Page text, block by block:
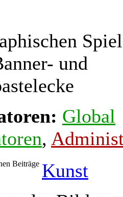
und
Global
,
Kunst